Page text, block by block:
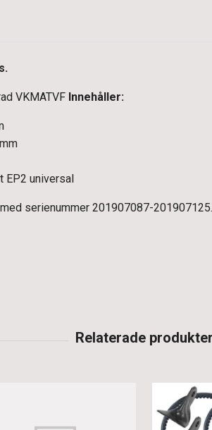
VKMATVF Innehåller:
EP2 universal
serienummer 201907087-201907125.